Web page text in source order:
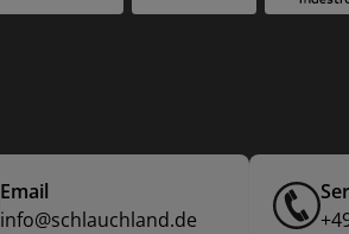
Email
info@schlauchland.de